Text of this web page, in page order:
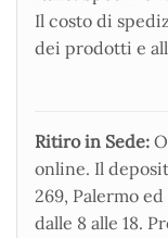
Il costo di
dei prodotti e
Ritiro in Sede:
online. Il
269, Palermo
dalle 8 alle 18.